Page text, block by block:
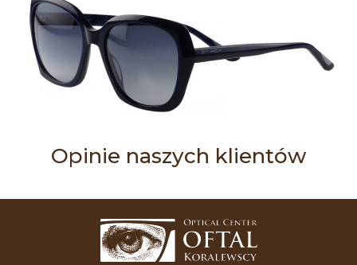
Opinie naszych klientów